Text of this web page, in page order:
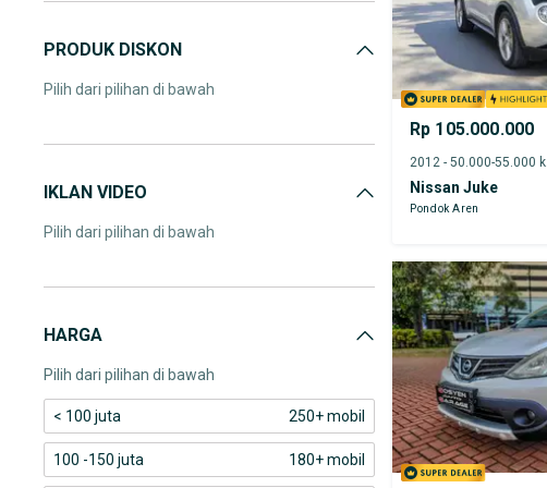
PRODUK DISKON
Pilih dari pilihan di bawah
IKLAN VIDEO
Pilih dari pilihan di bawah
HARGA
Pilih dari pilihan di bawah
< 100 juta 250+ mobil
100 -150 juta 180+ mobil
Rp 105.000.000
Nissan Juke
Pondok Aren